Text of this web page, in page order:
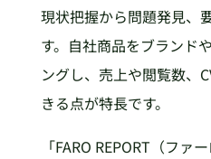
現状把握から問題発見、
す。自社商品をブランド
ングし、売上や閲覧数、
きる点が特長です。
「FARO REPORT（ファ